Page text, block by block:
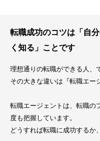
転職成功のコツは「自
く知る」ことです
理想通りの転職ができる人、
その大きな違いは『転職エー
転職エージェントは、転職の
度も把握しています。
どうすれば転職に成功するか